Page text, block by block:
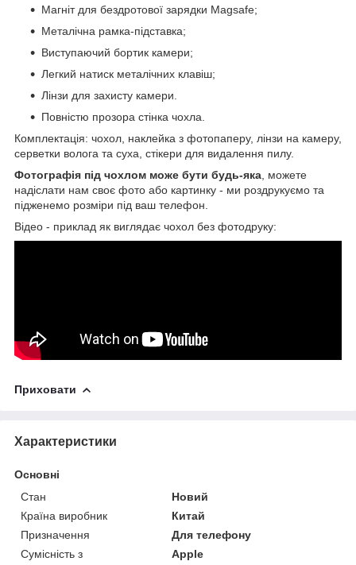
Магніт для бездротової зарядки Magsafe;
Металічна рамка-підставка;
Виступаючий бортик камери;
Легкий натиск металічних клавіш;
Лінзи для захисту камери.
Повністю прозора стінка чохла.
Комплектація: чохол, наклейка з фотопаперу, лінзи на камеру,
серветки волога та суха, стікери для видалення пилу.
Фотографія під чохлом може бути будь-яка , можете
надіслати нам своє фото або картинку - ми роздрукуємо та
підженемо розміри під ваш телефон.
Відео - приклад як виглядає чохол без фотодруку:
Приховати
Характеристики
Основні
Стан
Новий
Країна виробник
Китай
Призначення
Для телефону
Сумісність з
Apple